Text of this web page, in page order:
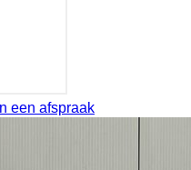
een afspraak